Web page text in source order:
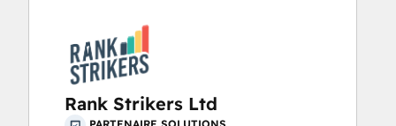
Rank Strikers Ltd